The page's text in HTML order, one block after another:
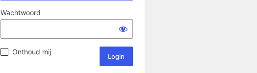
Wachtwoord
Onthoud mij